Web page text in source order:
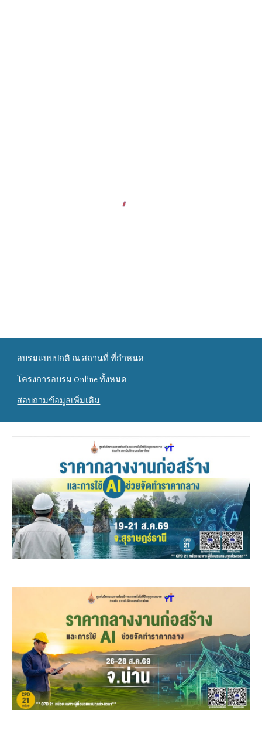
อบรมแบบปกติ ณ สถานที่ ที่กำหนด
โครงการอบรม Online ทั้งหมด
สอบถามข้อมูลเพิ่มเติม